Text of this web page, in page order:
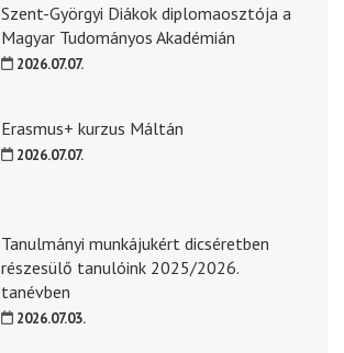
Szent-Györgyi Diákok diplomaosztója a
Magyar Tudományos Akadémián
2026.07.07.
Erasmus+ kurzus Máltán
2026.07.07.
Tanulmányi munkájukért dicséretben
részesülő tanulóink 2025/2026.
tanévben
2026.07.03.